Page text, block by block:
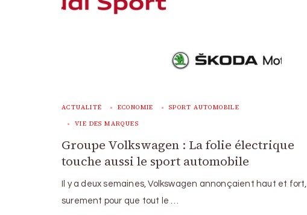
ACTUALITÉ ECONOMIE SPORT AUTOMOBILE
VIE DES MARQUES
Groupe Volkswagen : La folie électrique
touche aussi le sport automobile
Il y a deux semaines, Volkswagen annonçaient haut et fort,
surement pour que tout le …